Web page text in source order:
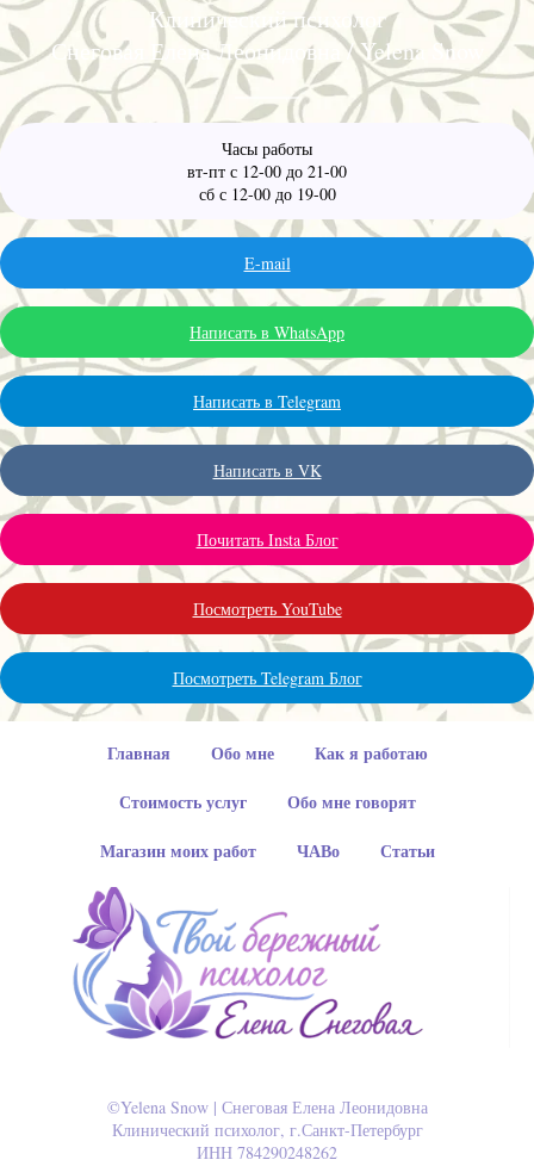
Клинический психолог
Снеговая Елена Леонидовна / Yelena Snow
Часы работы
вт-пт с 12-00 до 21-00
сб с 12-00 до 19-00
E-mail
Написать в WhatsApp
Написать в Telegram
Написать в VK
Почитать Insta Блог
Посмотреть YouTube
Посмотреть Telegram Блог
Главная Обо мне
Как я работаю
Стоимость услуг
Обо мне говорят
Магазин моих работ
ЧАВо Статьи
©Yelena Snow | Снеговая Елена Леонидовна
Клинический психолог, г.Санкт-Петербург
ИНН 784290248262